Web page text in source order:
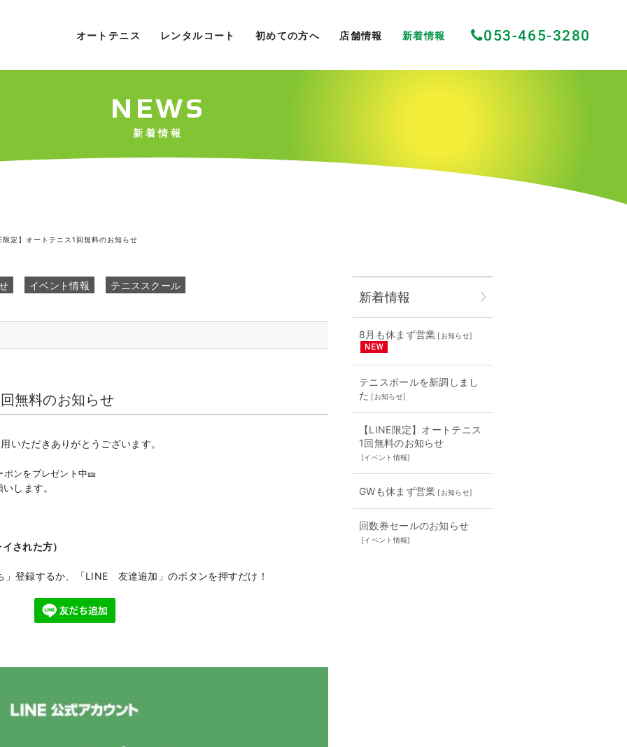
オートテニス レンタルコート 初めての方へ 店舗情報 新着情報 053-465-3280
NEWS
新着情報
定】オートテニス1回無料のお知らせ
イベント情報 テニススクール
無料のお知らせ
いただきありがとうございます。
ンをプレゼント中🎫
します。
された方）
」登録するか、「LINE 友達追加」のボタンを押すだけ！
新着情報
8月も休まず営業 [お知らせ]
テニスボールを新調しまし
た [お知らせ]
【LINE限定】オートテニス
1回無料のお知らせ
[イベント情報]
GWも休まず営業 [お知らせ]
回数券セールのお知らせ
[イベント情報]